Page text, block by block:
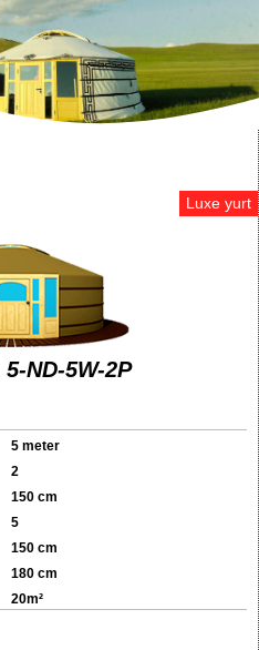
Luxe yurt
5-ND-5W-2P
5 meter
2
150 cm
5
150 cm
180 cm
20m²